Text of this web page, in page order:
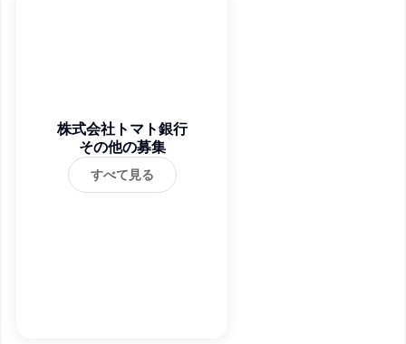
株式会社トマト銀行
その他の募集
すべて見る